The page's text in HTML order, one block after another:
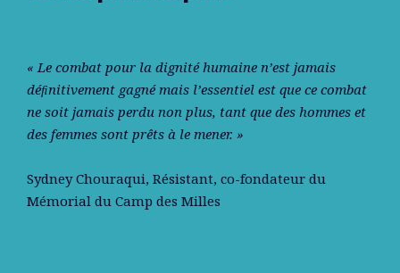
« Le combat pour la dignité humaine n’est jamais
déﬁnitivement gagné mais l’essentiel est que ce combat
ne soit jamais perdu non plus, tant que des hommes et
des femmes sont prêts à le mener. »
Sydney Chouraqui, Résistant, co-fondateur du
Mémorial du Camp des Milles